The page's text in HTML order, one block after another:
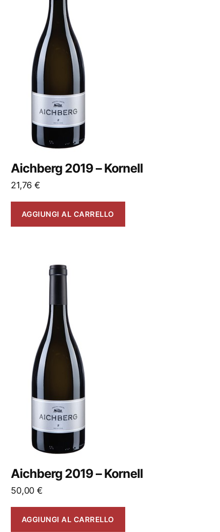
Aichberg 2019 – Kornell
21,76 €
AGGIUNGI AL CARRELLO
Aichberg 2019 – Kornell
50,00 €
AGGIUNGI AL CARRELLO